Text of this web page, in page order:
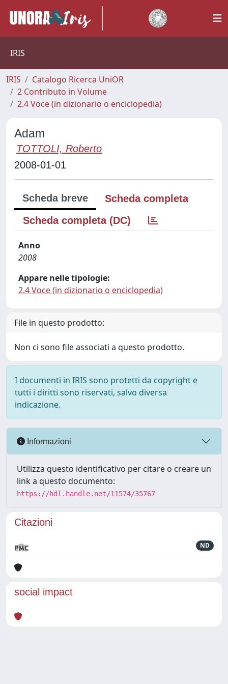
IRIS
IRIS
Catalogo Ricerca UniOR
2 Contributo in Volume
2.4 Voce (in dizionario o enciclopedia)
Adam
TOTTOLI, Roberto
2008-01-01
Scheda breve
Scheda completa
Scheda completa (DC)
Anno
2008
Appare nelle tipologie:
2.4 Voce (in dizionario o enciclopedia)
File in questo prodotto:
Non ci sono file associati a questo prodotto.
I documenti in IRIS sono protetti da copyright e
tutti i diritti sono riservati, salvo diversa
indicazione.
Informazioni
Utilizza questo identificativo per citare o creare un
link a questo documento:
https://hdl.handle.net/11574/35767
Citazioni
ND
social impact